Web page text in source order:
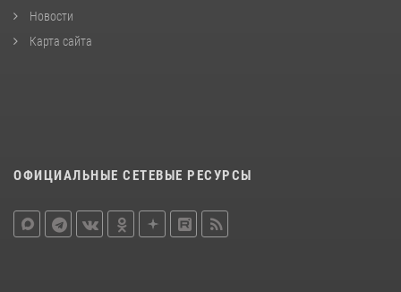
Новости
Карта сайта
ОФИЦИАЛЬНЫЕ СЕТЕВЫЕ РЕСУРСЫ